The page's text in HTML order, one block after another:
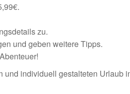
zu.
und geben weitere Tipps.
individuell gestalteten Urlaub